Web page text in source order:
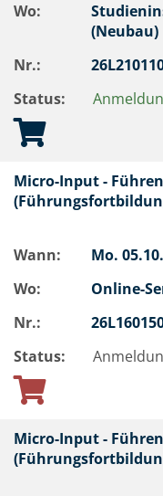
Wo:
(Neubau)
Nr.:
Status:
Micro-Input -
Wann: Mo.
Wo:
Online-
Nr.:
Status:
Micro-Input -